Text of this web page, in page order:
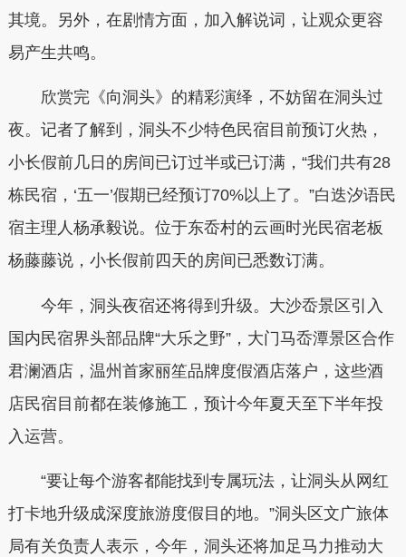
其境。另外，在剧情方面，加入解说词，让观众更容
易产生共鸣。
欣赏完《向洞头》的精彩演绎，不妨留在洞头过
夜。记者了解到，洞头不少特色民宿目前预订火热，
小长假前几日的房间已订过半或已订满，“我们共有28
栋民宿，‘五一’假期已经预订70%以上了。”白迭汐语民
宿主理人杨承毅说。位于东岙村的云画时光民宿老板
杨藤藤说，小长假前四天的房间已悉数订满。
今年，洞头夜宿还将得到升级。大沙岙景区引入
国内民宿界头部品牌“大乐之野”，大门马岙潭景区合作
君澜酒店，温州首家丽笙品牌度假酒店落户，这些酒
店民宿目前都在装修施工，预计今年夏天至下半年投
入运营。
“要让每个游客都能找到专属玩法，让洞头从网红
打卡地升级成深度旅游度假目的地。”洞头区文广旅体
局有关负责人表示，今年，洞头还将加足马力推动大